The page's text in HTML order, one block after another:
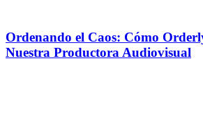
Ordenando el Caos: Cómo
Nuestra Productora Audiovisual